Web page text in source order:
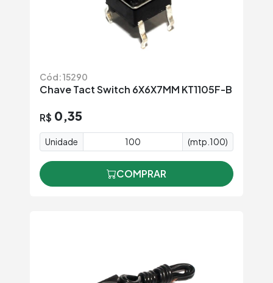
Cód: 15290
Chave Tact Switch 6X6X7MM KT1105F-B
R$ 0,35
Unidade (mtp.100)
COMPRAR